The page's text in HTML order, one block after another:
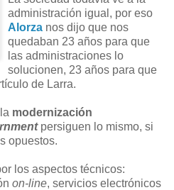
administración igual, por eso
Alorza nos dijo que nos
quedaban 23 años para que
las administraciones lo
solucionen, 23 años para que
de Larra.
modernización
persiguen lo mismo, si
opuestos.
los aspectos técnicos:
on-line, servicios electrónicos